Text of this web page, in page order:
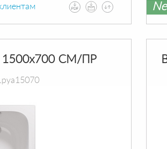
1500х700 СМ/ПР